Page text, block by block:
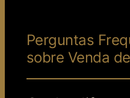
Perguntas
sobre Venda